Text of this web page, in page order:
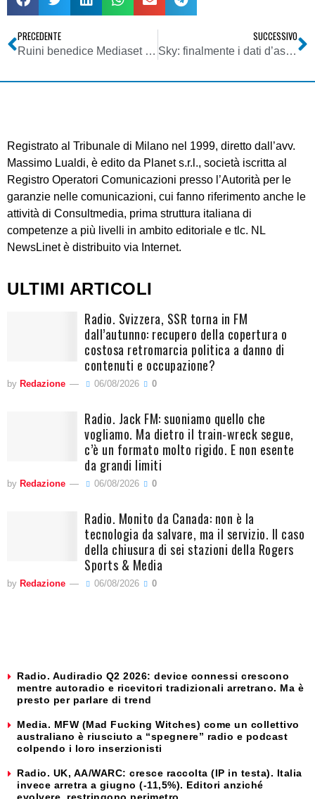
PRECEDENTE
Ruini benedice Mediaset e assolve la Littizzetto
SUCCESSIVO
Sky: finalmente i dati d’ascolto
Registrato al Tribunale di Milano nel 1999, diretto dall’avv.
Massimo Lualdi, è edito da Planet s.r.l., società iscritta al
Registro Operatori Comunicazioni presso l’Autorità per le
garanzie nelle comunicazioni, cui fanno riferimento anche le
attività di Consultmedia, prima struttura italiana di
competenze a più livelli in ambito editoriale e tlc. NL
NewsLinet è distribuito via Internet.
ULTIMI ARTICOLI
Radio. Svizzera, SSR torna in FM
dall’autunno: recupero della copertura o
costosa retromarcia politica a danno di
contenuti e occupazione?
by Redazione 06/08/2026 0
Radio. Jack FM: suoniamo quello che
vogliamo. Ma dietro il train-wreck segue,
c’è un formato molto rigido. E non esente
da grandi limiti
by Redazione 06/08/2026 0
Radio. Monito da Canada: non è la
tecnologia da salvare, ma il servizio. Il caso
della chiusura di sei stazioni della Rogers
Sports & Media
by Redazione 06/08/2026 0
Radio. Audiradio Q2 2026: device connessi crescono
mentre autoradio e ricevitori tradizionali arretrano. Ma è
presto per parlare di trend
Media. MFW (Mad Fucking Witches) come un collettivo
australiano è riusciuto a “spegnere” radio e podcast
colpendo i loro inserzionisti
Radio. UK, AA/WARC: cresce raccolta (IP in testa). Italia
invece arretra a giugno (-11,5%). Editori anziché
evolvere, restringono perimetro